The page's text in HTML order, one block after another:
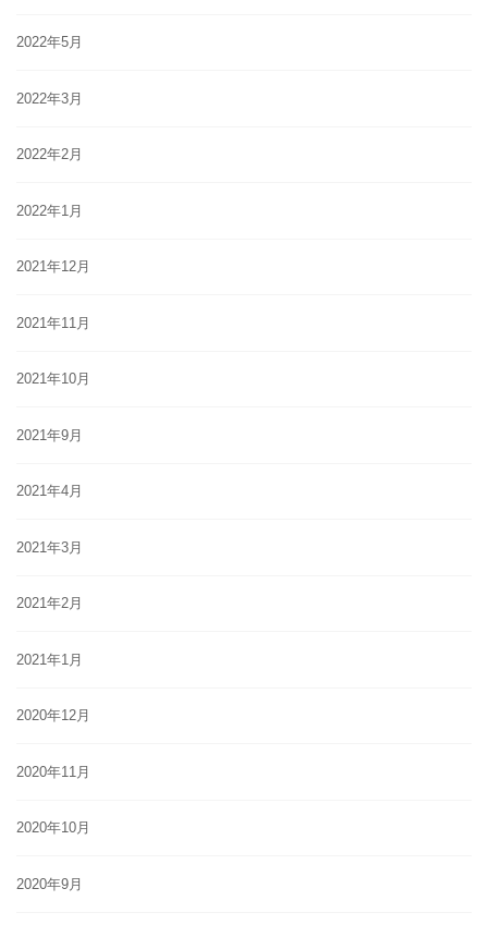
2022年5月
2022年3月
2022年2月
2022年1月
2021年12月
2021年11月
2021年10月
2021年9月
2021年4月
2021年3月
2021年2月
2021年1月
2020年12月
2020年11月
2020年10月
2020年9月